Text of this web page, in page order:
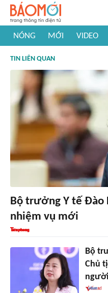
NÓNG MỚI VIDEO
#Khám phá thế giới
TIN LIÊN QUAN
Bộ trưởng Y tế Đào
nhiệm vụ mới
Bộ
Chủ